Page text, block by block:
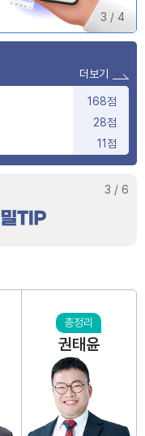
3 / 4
더보기
168점
28점
11점
10점
3점
3 / 6
총정리
권태윤